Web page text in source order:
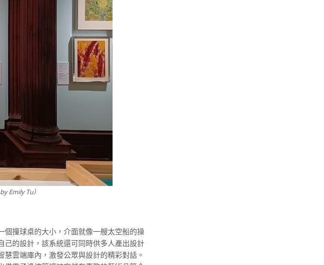
Emily Tu）
撞球桌的大小，介面就像一艘太空船的操
的設計，該系統還可同時供多人產出設計
雲端庫內，激發公眾與設計的精彩對話。